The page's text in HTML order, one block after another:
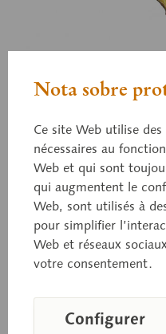
Grenouille
femelle
Pelophylax kl.
Prix sur
Délai de livraison sur
Nota sobre
Ce site Web utilise
nécessaires au
Web et qui sont
qui augmentent le
Web, sont utilisés à
pour simplifier
Web et réseaux
votre consentement.
Configurer